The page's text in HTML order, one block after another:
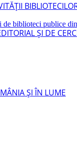
de biblioteci publice
ŞI DE
ŞI ÎN LUME